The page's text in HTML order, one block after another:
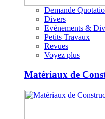
Demande
Divers
Evénements &
Petits Travaux
Revues
Voyez plus
Matériaux de